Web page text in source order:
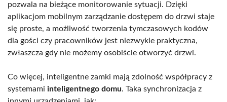
pozwala na bieżące monitorowanie sytuacji. Dzięki
aplikacjom mobilnym zarządzanie dostępem do drzwi staje
się proste, a możliwość tworzenia tymczasowych kodów
dla gości czy pracowników jest niezwykle praktyczna,
zwłaszcza gdy nie możemy osobiście otworzyć drzwi.
Co więcej, inteligentne zamki mają zdolność współpracy z
systemami inteligentnego domu. Taka synchronizacja z